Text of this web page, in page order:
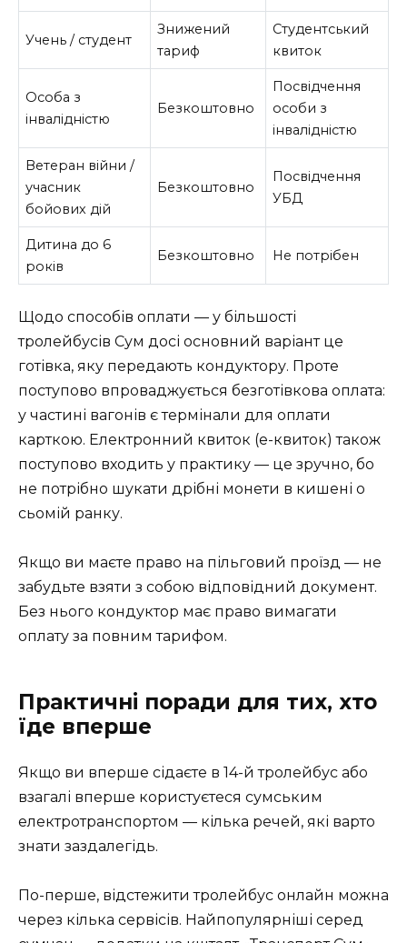
Учень / студент
Знижений
тариф
Студентський
квиток
Особа з
інвалідністю
Безкоштовно
Посвідчення
особи з
інвалідністю
Ветеран війни /
учасник
бойових дій
Безкоштовно
Посвідчення
УБД
Дитина до 6
років
Безкоштовно Не потрібен
Щодо способів оплати — у більшості
тролейбусів Сум досі основний варіант це
готівка, яку передають кондуктору. Проте
поступово впроваджується безготівкова оплата:
у частині вагонів є термінали для оплати
карткою. Електронний квиток (е-квиток) також
поступово входить у практику — це зручно, бо
не потрібно шукати дрібні монети в кишені о
сьомій ранку.
Якщо ви маєте право на пільговий проїзд — не
забудьте взяти з собою відповідний документ.
Без нього кондуктор має право вимагати
оплату за повним тарифом.
Практичні поради для тих, хто
їде вперше
Якщо ви вперше сідаєте в 14-й тролейбус або
взагалі вперше користуєтеся сумським
електротранспортом — кілька речей, які варто
знати заздалегідь.
По-перше, відстежити тролейбус онлайн можна
через кілька сервісів. Найпопулярніші серед